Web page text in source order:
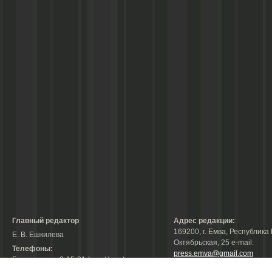
Главный редактор
Е. В. Ешкилева
Телефоны:
Гл. редактор: 2-15-31 (тел./факс);
Адрес редакции:
169200, г. Емва, Республика
Октябрьская, 25 е-mail:
press.emva@gmail.com